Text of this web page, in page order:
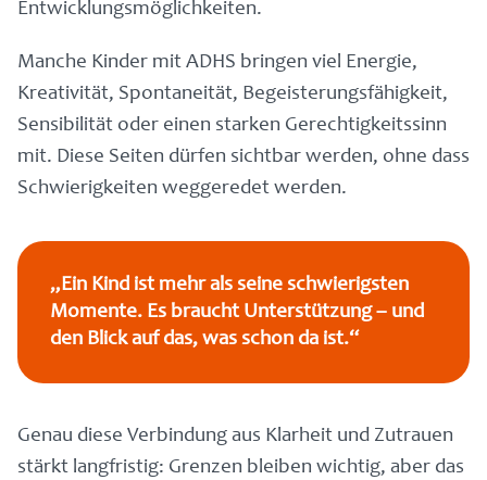
Entwicklungsmöglichkeiten.
Manche Kinder mit ADHS bringen viel Energie,
Kreativität, Spontaneität, Begeisterungsfähigkeit,
Sensibilität oder einen starken Gerechtigkeitssinn
mit. Diese Seiten dürfen sichtbar werden, ohne dass
Schwierigkeiten weggeredet werden.
„Ein Kind ist mehr als seine schwierigsten
Momente. Es braucht Unterstützung – und
den Blick auf das, was schon da ist.“
Genau diese Verbindung aus Klarheit und Zutrauen
stärkt langfristig: Grenzen bleiben wichtig, aber das